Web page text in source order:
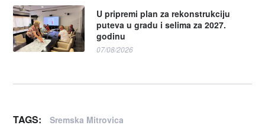
U pripremi plan za rekonstrukciju
puteva u gradu i selima za 2027.
godinu
07/08/2026
TAGS: Sremska Mitrovica